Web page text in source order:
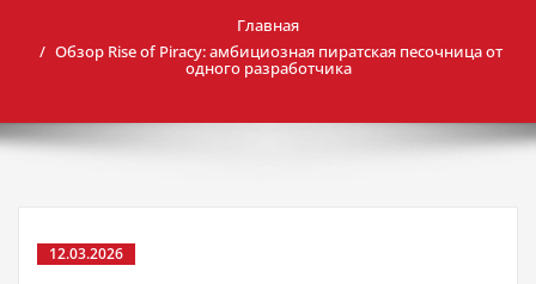
Главная
Обзор Rise of Piracy: амбициозная пиратская песочница от
одного разработчика
12.03.2026